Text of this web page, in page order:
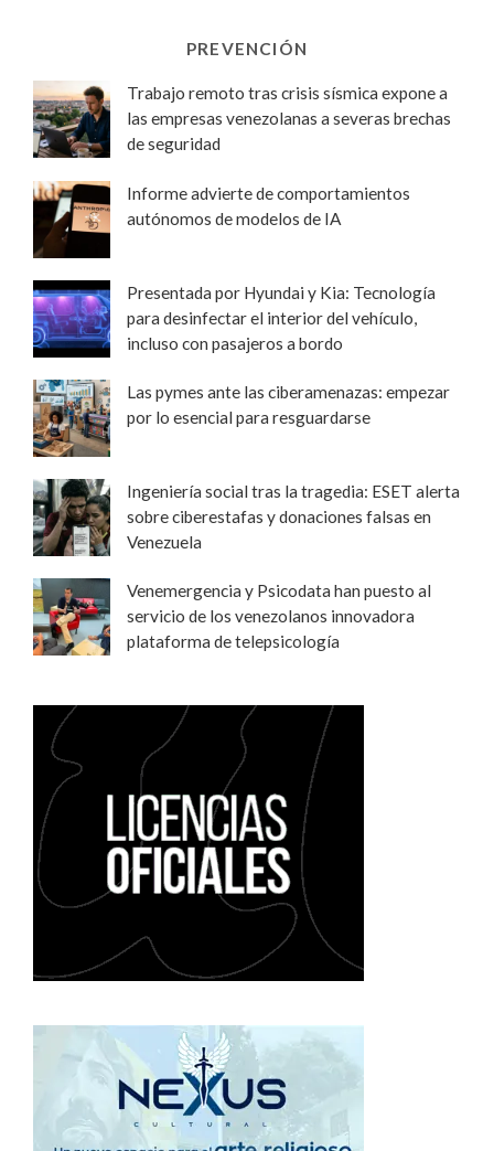
PREVENCIÓN
Trabajo remoto tras crisis sísmica expone a
las empresas venezolanas a severas brechas
de seguridad
Informe advierte de comportamientos
autónomos de modelos de IA
Presentada por Hyundai y Kia: Tecnología
para desinfectar el interior del vehículo,
incluso con pasajeros a bordo
Las pymes ante las ciberamenazas: empezar
por lo esencial para resguardarse
Ingeniería social tras la tragedia: ESET alerta
sobre ciberestafas y donaciones falsas en
Venezuela
Venemergencia y Psicodata han puesto al
servicio de los venezolanos innovadora
plataforma de telepsicología